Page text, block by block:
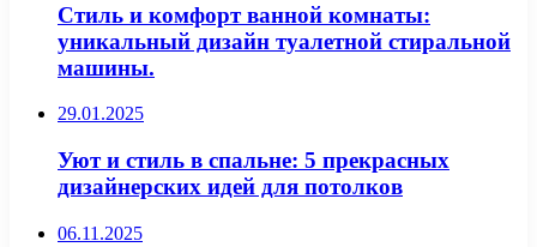
Стиль и комфорт ванной комнаты:
уникальный дизайн туалетной стиральной
машины.
29.01.2025
Уют и стиль в спальне: 5 прекрасных
дизайнерских идей для потолков
06.11.2025